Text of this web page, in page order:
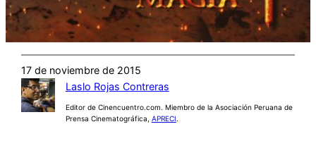
17 de noviembre de 2015
Laslo Rojas Contreras
Editor de Cinencuentro.com. Miembro de la Asociación Peruana de
Prensa Cinematográfica, APRECI.